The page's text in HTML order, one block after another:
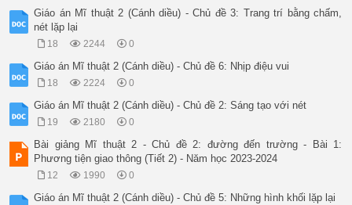
Giáo án Mĩ thuật 2 (Cánh diều) - Chủ đề 3: Trang trí bằng chấm,
nét lặp lại
18 2244 0
Giáo án Mĩ thuật 2 (Cánh diều) - Chủ đề 6: Nhịp điệu vui
18 2224 0
Giáo án Mĩ thuật 2 (Cánh diều) - Chủ đề 2: Sáng tạo với nét
19 2180 0
Bài giảng Mĩ thuật 2 - Chủ đề 2: đường đến trường - Bài 1:
Phương tiện giao thông (Tiết 2) - Năm học 2023-2024
12 1990 0
Giáo án Mĩ thuật 2 (Cánh diều) - Chủ đề 5: Những hình khối lặp lại